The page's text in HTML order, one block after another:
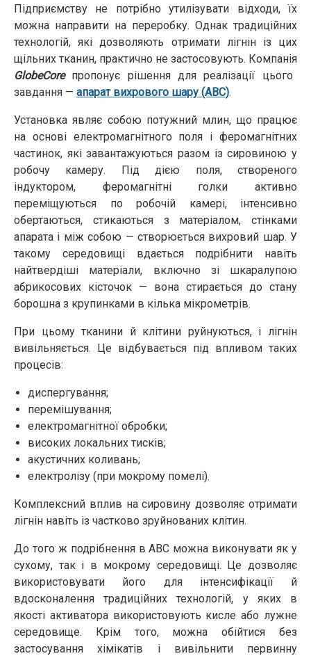
Підприємству не потрібно утилізувати відходи, їх
можна направити на переробку. Однак традиційних
технологій, які дозволяють отримати лігнін із цих
щільних тканин, практично не застосовують. Компанія
GlobeCore пропонує рішення для реалізації цього
завдання — апарат вихрового шару (АВС).
Установка являє собою потужний млин, що працює
на основі електромагнітного поля і феромагнітних
частинок, які завантажуються разом із сировиною у
робочу камеру. Під дією поля, створеного
індуктором, феромагнітні голки активно
переміщуються по робочій камері, інтенсивно
обертаються, стикаються з матеріалом, стінками
апарата і між собою — створюється вихровий шар. У
такому середовищі вдається подрібнити навіть
найтвердіші матеріали, включно зі шкаралупою
абрикосових кісточок — вона стирається до стану
борошна з крупинками в кілька мікрометрів.
При цьому тканини й клітини руйнуються, і лігнін
вивільняється. Це відбувається під впливом таких
процесів:
диспергування;
перемішування;
електромагнітної обробки;
високих локальних тисків;
акустичних коливань;
електролізу (при мокрому помелі).
Комплексний вплив на сировину дозволяє отримати
лігнін навіть із частково зруйнованих клітин.
До того ж подрібнення в АВС можна виконувати як у
сухому, так і в мокрому середовищі. Це дозволяє
використовувати його для інтенсифікації й
вдосконалення традиційних технологій, у яких в
якості активатора використовують кисле або лужне
середовище. Крім того, можна обійтися без
застосування хімікатів і вивільнити первинну